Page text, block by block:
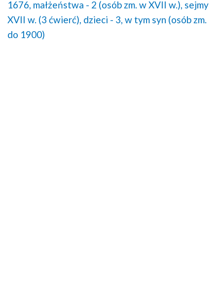
1676, małżeństwa - 2 (osób zm. w XVII w.), sejmy
XVII w. (3 ćwierć), dzieci - 3, w tym syn (osób zm.
do 1900)